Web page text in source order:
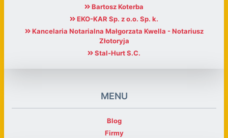
Bartosz Koterba
EKO-KAR Sp. z o.o. Sp. k.
Kancelaria Notarialna Małgorzata Kwella - Notariusz
Złotoryja
Stal-Hurt S.C.
MENU
Blog
Firmy